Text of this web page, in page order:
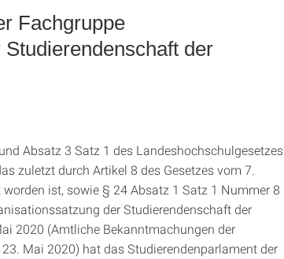
Fachgruppe
der
Absatz 3 Satz 1 des Landeshochschulgesetzes
zuletzt durch Artikel 8 des Gesetzes vom 7.
ist, sowie § 24 Absatz 1 Satz 1 Nummer 8
der Studierendenschaft der
2020 (Amtliche Bekanntmachungen der
Mai 2020) hat das Studierendenparlament der